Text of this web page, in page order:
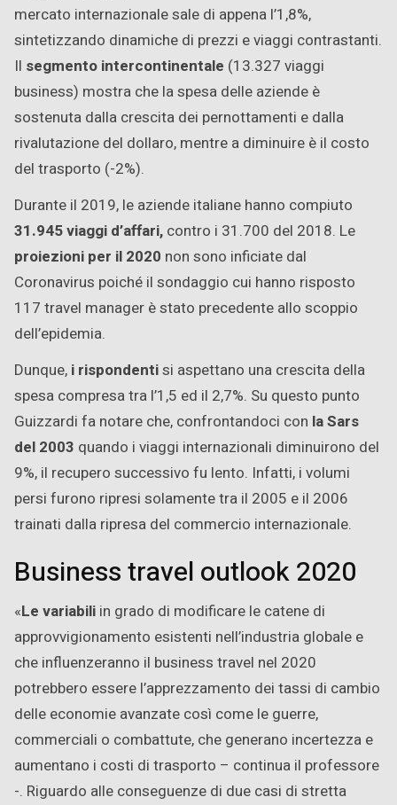
mercato internazionale sale di appena l’1,8%,
sintetizzando dinamiche di prezzi e viaggi contrastanti.
Il segmento intercontinentale (13.327 viaggi
business) mostra che la spesa delle aziende è
sostenuta dalla crescita dei pernottamenti e dalla
rivalutazione del dollaro, mentre a diminuire è il costo
del trasporto (-2%).
Durante il 2019, le aziende italiane hanno compiuto
31.945 viaggi d’affari, contro i 31.700 del 2018. Le
proiezioni per il 2020 non sono inficiate dal
Coronavirus poiché il sondaggio cui hanno risposto
117 travel manager è stato precedente allo scoppio
dell’epidemia.
Dunque, i rispondentisi aspettano una crescita della
spesa compresa tra l’1,5 ed il 2,7%. Su questo punto
Guizzardi fa notare che, confrontandoci con la Sars
del 2003 quando i viaggi internazionali diminuirono del
9%, il recupero successivo fu lento. Infatti, i volumi
persi furono ripresi solamente tra il 2005 e il 2006
trainati dalla ripresa del commercio internazionale.
Business travel outlook 2020
«Le variabili in grado di modificare le catene di
approvvigionamento esistenti nell’industria globale e
che influenzeranno il business travel nel 2020
potrebbero essere l’apprezzamento dei tassi di cambio
delle economie avanzate così come le guerre,
commerciali o combattute, che generano incertezza e
aumentano i costi di trasporto – continua il professore
-. Riguardo alle conseguenze di due casi di stretta